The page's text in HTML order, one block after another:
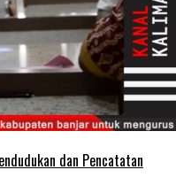
dan Pencatatan